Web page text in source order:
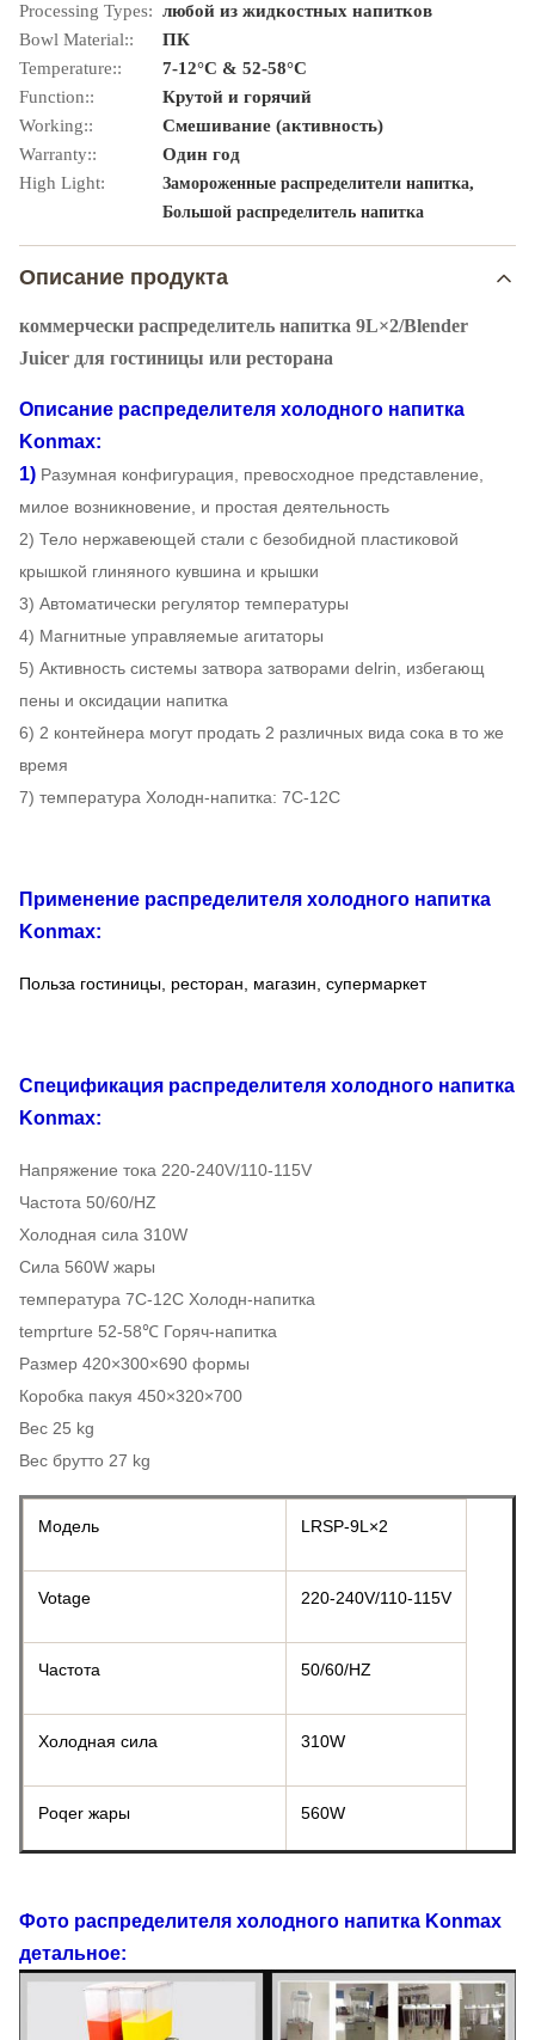
Processing Types: любой из жидкостных напитков
Bowl Material::
ПК
Temperature::
7-12°C & 52-58°C
Function::
Крутой и горячий
Working::
Смешивание (активность)
Warranty::
Один год
High Light:
Замороженные распределители напитка,
Большой распределитель напитка
Описание продукта
коммерчески распределитель напитка 9L×2/Blender
Juicer для гостиницы или ресторана
Описание распределителя холодного напитка
Konmax:
1) Разумная конфигурация, превосходное представление,
милое возникновение, и простая деятельность
2) Тело нержавеющей стали с безобидной пластиковой
крышкой глиняного кувшина и крышки
3) Автоматически регулятор температуры
4) Магнитные управляемые агитаторы
5) Активность системы затвора затворами delrin, избегающ
пены и оксидации напитка
6) 2 контейнера могут продать 2 различных вида сока в то же
время
7) температура Холодн-напитка: 7C-12C
Применение распределителя холодного напитка
Konmax:
Польза гостиницы, ресторан, магазин, супермаркет
Спецификация распределителя холодного напитка
Konmax:
Напряжение тока 220-240V/110-115V
Частота 50/60/HZ
Холодная сила 310W
Сила 560W жары
температура 7C-12C Холодн-напитка
temprture 52-58℃ Горяч-напитка
Размер 420×300×690 формы
Коробка пакуя 450×320×700
Вес 25 kg
Вес брутто 27 kg
Модель LRSP-9L×2
Votage 220-240V/110-115V
Частота 50/60/HZ
Холодная сила 310W
Poqer жары 560W
temprture Горяч-напитка
Размер формы 420×300×690
Фото распределителя холодного напитка Konmax
детальное: